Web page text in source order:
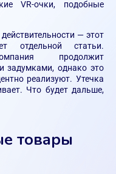
VR-очки, подобные
— этот
отдельной статьи.
продолжит
задумками, однако это
реализуют. Утечка
Что будет дальше,
товары